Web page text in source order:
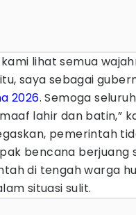
kami lihat semua
saya sebagai
2026. Semoga
lahir dan batin,”
pemerintah
bencana berjuang
di tengah warga
situasi sulit.